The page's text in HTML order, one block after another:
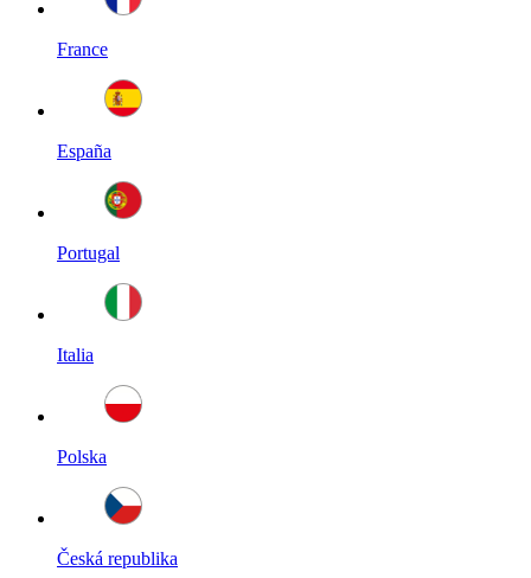
France
España
Portugal
Italia
Polska
Česká republika